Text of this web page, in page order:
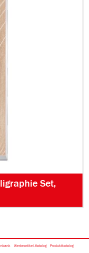
Set,
Werbeartikel-Katalog Produktkatalog